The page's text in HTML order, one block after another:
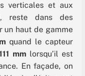
verticales et aux
reste dans des
un haut de gamme
quand le capteur
mm lorsqu’il est
En façade, on